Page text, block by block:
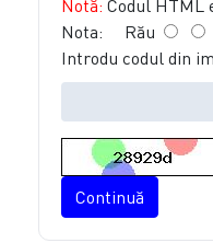
Notă: Codul HTML
Nota: Rău
Introdu codul din
Continuă